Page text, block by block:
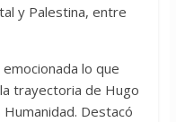
y Palestina, entre
lo que
trayectoria de Hugo
Destacó